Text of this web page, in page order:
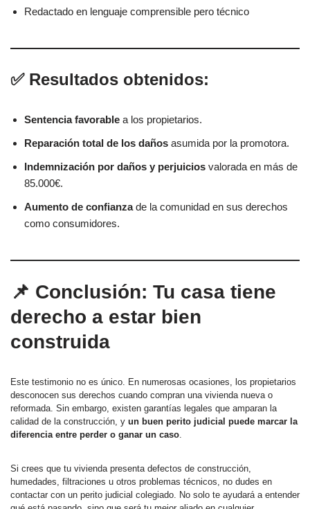
Redactado en lenguaje comprensible pero técnico
✅ Resultados obtenidos:
Sentencia favorable a los propietarios.
Reparación total de los daños asumida por la promotora.
Indemnización por daños y perjuicios valorada en más de
85.000€.
Aumento de confianzade la comunidad en sus derechos
como consumidores.
📌 Conclusión: Tu casa tiene
derecho a estar bien
construida
Este testimonio no es único. En numerosas ocasiones, los propietarios
desconocen sus derechos cuando compran una vivienda nueva o
reformada. Sin embargo, existen garantías legales que amparan la
calidad de la construcción, y un buen perito judicial puede marcar la
diferencia entre perder o ganar un caso.
Si crees que tu vivienda presenta defectos de construcción,
humedades, filtraciones u otros problemas técnicos, no dudes en
contactar con un perito judicial colegiado. No solo te ayudará a entender